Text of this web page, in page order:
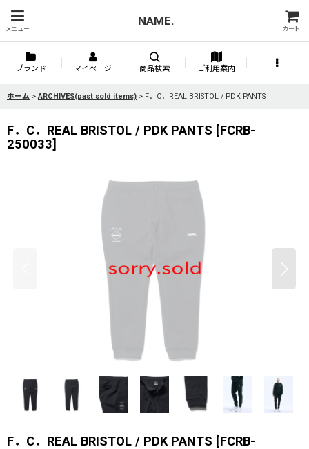
メニュー
NAME.
カート
ブランド マイページ 商品検索 ご利用案内
ホーム > ARCHIVES(past sold items) > F．C．REAL BRISTOL / PDK PANTS
F．C．REAL BRISTOL / PDK PANTS [FCRB-
250033]
F．C．REAL BRISTOL / PDK PANTS [FCRB-